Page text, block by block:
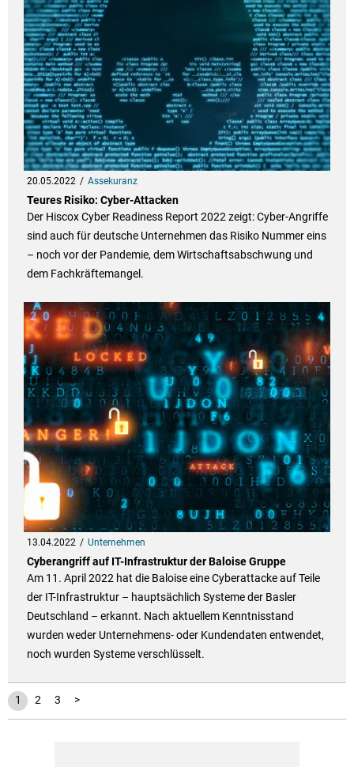
20.05.2022 Assekuranz
Teures Risiko: Cyber-Attacken
Der Hiscox Cyber Readiness Report 2022 zeigt: Cyber-Angriffe
sind auch für deutsche Unternehmen das Risiko Nummer eins
– noch vor der Pandemie, dem Wirtschaftsabschwung und
dem Fachkräftemangel.
13.04.2022 Unternehmen
Cyberangriff auf IT-Infrastruktur der Baloise Gruppe
Am 11. April 2022 hat die Baloise eine Cyberattacke auf Teile
der IT-Infrastruktur – hauptsächlich Systeme der Basler
Deutschland – erkannt. Nach aktuellem Kenntnisstand
wurden weder Unternehmens- oder Kundendaten entwendet,
noch wurden Systeme verschlüsselt.
1 2 3 >